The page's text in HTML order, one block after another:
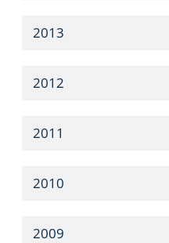
2013
2012
2011
2010
2009